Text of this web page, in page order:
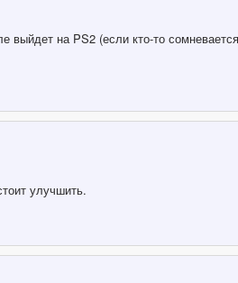
выйдет на PS2 (если кто-то
улучшить.